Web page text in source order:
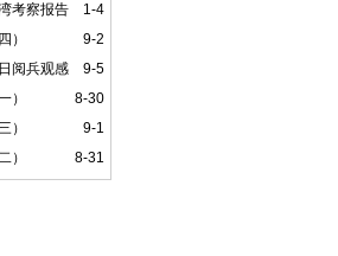
1-4
考察报告
9-2
）
9-5
阅兵观感
8-30
）
9-1
）
8-31
）